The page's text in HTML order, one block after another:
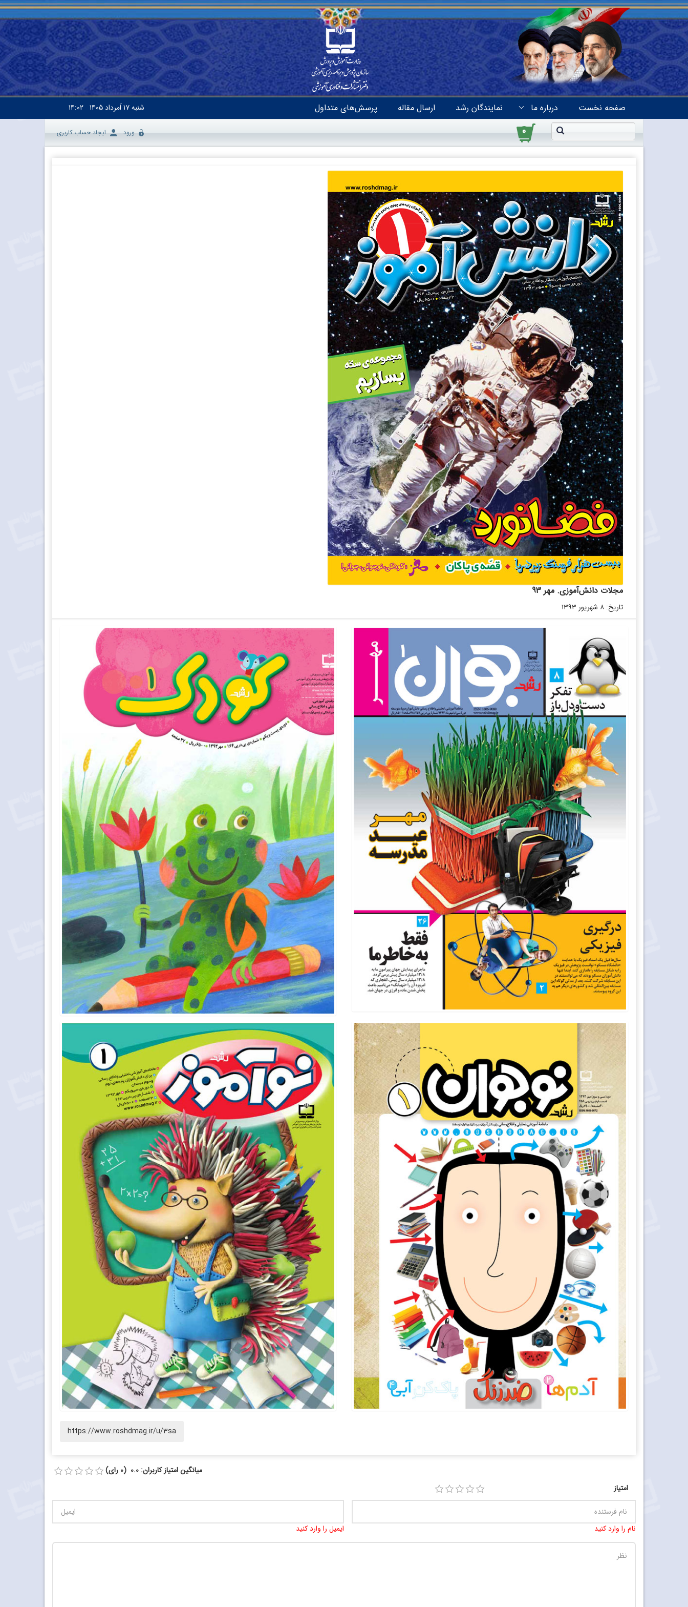
صفحه نخست درباره ما نمایندگان رشد ارسال مقاله پرسش‌های متداول شنبه۱۷ اَمرداد ۱۴۰۵ ۱۴:۰۲
۰ ورود ایجاد حساب کاربری
مجلات دانش‌آموزی. مهر 93
تاریخ: ۸ شهریور ۱۳۹۳
https://www.roshdmag.ir/u/3sa
میانگین امتیاز کاربران: 0.0 (0 رای)
امتیاز
نام را وارد کنید ایمیل را وارد کنید